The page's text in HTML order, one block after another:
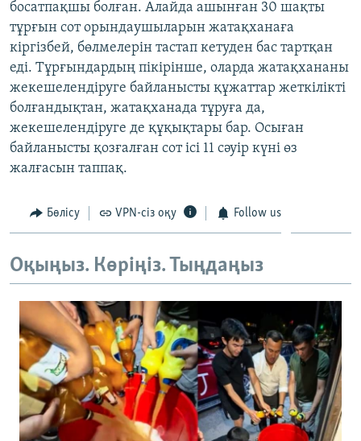
босатпақшы болған. Алайда ашынған 30 шақты
тұрғын сот орындаушыларын жатақханаға
кіргізбей, бөлмелерін тастап кетуден бас тартқан
еді. Тұрғындардың пікірінше, оларда жатақхананы
жекешелендіруге байланысты құжаттар жеткілікті
болғандықтан, жатақханада тұруға да,
жекешелендіруге де құқықтары бар. Осыған
байланысты қозғалған сот ісі 11 сәуір күні өз
жалғасын таппақ.
Бөлісу VPN-сіз оқу Follow us
Оқыңыз. Көріңіз. Тыңдаңыз